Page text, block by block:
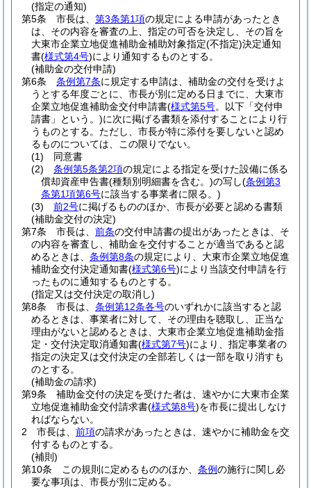
(指定の通知)
第5条
市長は、 第3条第1項の規定による申請があったとき
は、その内容を審査の上、指定の可否を決定し、その旨を
大東市企業立地促進補助金補助対象指定(不指定)決定通知
書(様式第4号)により通知するものとする。
(補助金の交付申請)
第6条
条例第7条に規定する申請は、補助金の交付を受けよ
うとする年度ごとに、市長が別に定める日までに、大東市
企業立地促進補助金交付申請書(様式第5号。以下「交付申
請書」という。)に次に掲げる書類を添付することにより行
うものとする。 ただし、市長が特に添付を要しないと認め
るものについては、この限りでない。
(1)
同意書
(2)
条例第5条第2項の規定による指定を受けた設備に係る
償却資産申告書(種類別明細書を含む。)の写し(条例第3
条第1項第6号に該当する事業者に限る。)
(3)
前2号に掲げるもののほか、市長が必要と認める書類
(補助金交付の決定)
第7条
市長は、 前条の交付申請書の提出があったときは、そ
の内容を審査し、補助金を交付することが適当であると認
めるときは、 条例第8条の規定により、大東市企業立地促進
補助金交付決定通知書(様式第6号)により当該交付申請を行
ったものに通知するものとする。
(指定又は交付決定の取消し)
第8条
市長は、 条例第12条各号のいずれかに該当すると認
めるときは、事業者に対して、その理由を聴取し、正当な
理由がないと認めるときは、大東市企業立地促進補助金指
定・交付決定取消通知書(様式第7号)により、指定事業者の
指定の決定又は交付決定の全部若しくは一部を取り消すも
のとする。
(補助金の請求)
第9条
補助金交付の決定を受けた者は、速やかに大東市企業
立地促進補助金交付請求書(様式第8号)を市長に提出しなけ
ればならない。
2
市長は、 前項の請求があったときは、速やかに補助金を交
付するものとする。
(補則)
第10条
この規則に定めるもののほか、 条例の施行に関し必
要な事項は、市長が別に定める。